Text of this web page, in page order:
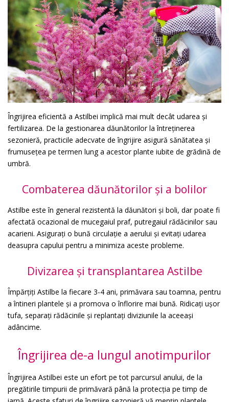
Îngrijirea eficientă a Astilbei implică mai mult decât udarea și
fertilizarea. De la gestionarea dăunătorilor la întreținerea
sezonieră, practicile adecvate de îngrijire asigură sănătatea și
frumusețea pe termen lung a acestor plante iubite de grădină de
umbră.
Combaterea dăunătorilor și a bolilor
Astilbe este în general rezistentă la dăunători și boli, dar poate fi
afectată ocazional de mucegaiul praf, putregaiul rădăcinilor sau
acarieni. Asigurați o bună circulație a aerului și evitați udarea
deasupra capului pentru a minimiza aceste probleme.
Divizarea și transplantarea Astilbe
Împărțiți Astilbe la fiecare 3-4 ani, primăvara sau toamna, pentru
a întineri plantele și a promova o înflorire mai bună. Ridicați ușor
tufa, separați rădăcinile și replantați diviziunile la aceeași
adâncime.
Îngrijirea de-a lungul anotimpurilor
Îngrijirea Astilbei este un efort pe tot parcursul anului, de la
pregătirile timpurii de primăvară până la protecția pe timp de